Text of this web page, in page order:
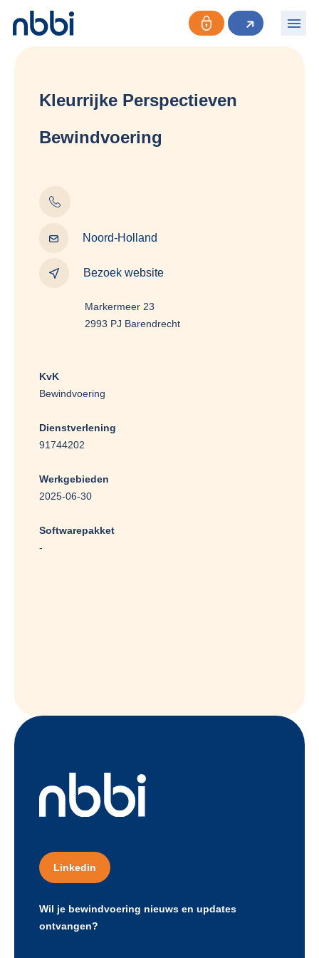
Kleurrijke Perspectieven
Bewindvoering
Noord-Holland
Bezoek website
Markermeer 23
2993 PJ Barendrecht
KvK
Bewindvoering
Dienstverlening
91744202
Werkgebieden
2025-06-30
Softwarepakket
-
Linkedin
Wil je bewindvoering nieuws en updates
ontvangen?